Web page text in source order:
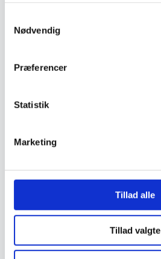
Nødvendig
Præferencer
Statistik
Marketing
Tillad alle
Tillad valgte
Henvisningsskilte
Vejmarkering
Vejmaling
Ukrudtsbekæmpelse
Vaskeri Produkter
Vedligeholdelsesprodukter
Affaldsudstyr
Beskæresaks